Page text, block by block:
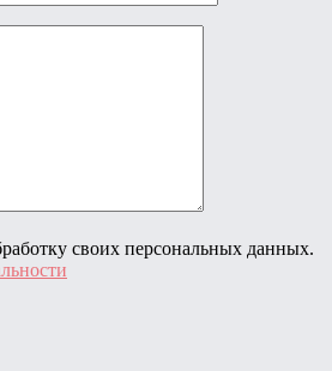
своих персональных данных.